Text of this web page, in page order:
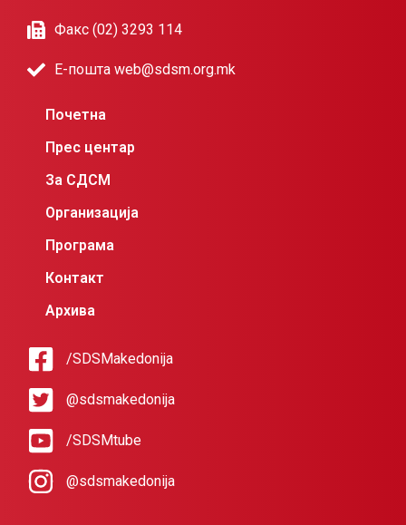
Факс (02) 3293 114
Е-пошта web@sdsm.org.mk
Почетна
Прес центар
За СДСМ
Организација
Програма
Контакт
Архива
/SDSMakedonija
@sdsmakedonija
/SDSMtube
@sdsmakedonija